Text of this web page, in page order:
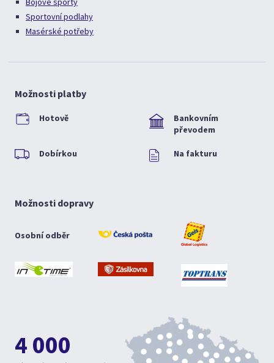
Sportovní podlahy
Masérské potřeby
Možnosti platby
Hotově
Bankovním
převodem
Dobírkou Na fakturu
Možnosti dopravy
Osobní odběr
4 000